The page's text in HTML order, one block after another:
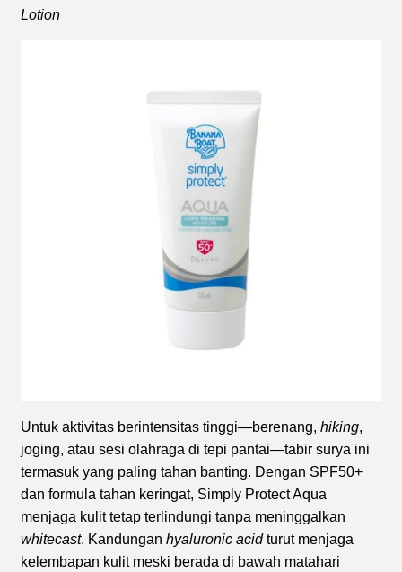
Lotion
Untuk aktivitas berintensitas tinggi—berenang, hiking,
joging, atau sesi olahraga di tepi pantai—tabir surya ini
termasuk yang paling tahan banting. Dengan SPF50+
dan formula tahan keringat, Simply Protect Aqua
menjaga kulit tetap terlindungi tanpa meninggalkan
whitecast. Kandungan hyaluronic acidturut menjaga
kelembapan kulit meski berada di bawah matahari